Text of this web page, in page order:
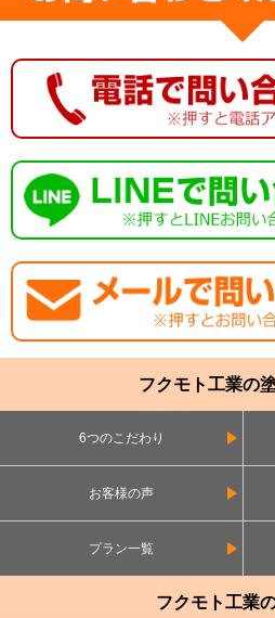
フクモト工業の
6つのこだわり
お客様の声
プラン一覧
フクモト工業